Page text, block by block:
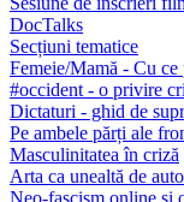
DocTalks
Secțiuni tematice
Femeie/Mamă - Cu ce
#occident - o privire
Dictaturi - ghid de
Pe ambele părți ale
Masculinitatea în criză
Arta ca unealtă de
Neo-fascism online și